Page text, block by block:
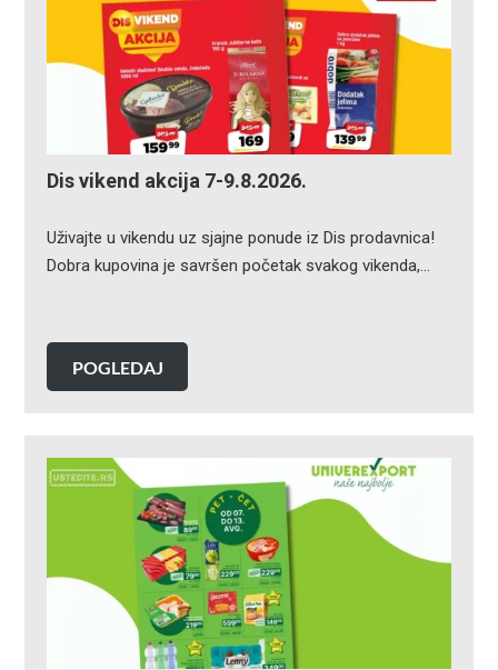
Dis vikend akcija 7-9.8.2026.
Uživajte u vikendu uz sjajne ponude iz Dis prodavnica!
Dobra kupovina je savršen početak svakog vikenda,…
POGLEDAJ